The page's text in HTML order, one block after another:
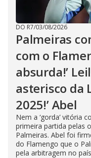
DO R7/03/08/2026
Palmeiras
com o
absurda!’
asterisco da
2025!’ Abel
Nem a ‘gorda’ vitória
primeira partida pelas
Palmeiras. Abel foi
do Flamengo que o
pela arbitragem no